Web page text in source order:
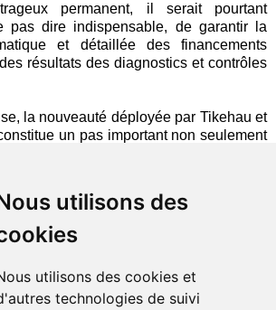
utilisons des
utilisons des cookies et
technologies de suivi
permanent, il serait pourtant
pas dire indispensable, de garantir la
et détaillée des financements
résultats des diagnostics et contrôles
la nouveauté déployée par Tikehau et
un pas important non seulement
de l'investissement à impact auprès
engagés mais également pour ses
à l'intention d'une population
Dans la jungle des communications
la possibilité d'identifier des
portée environnementale est sans
elle est transparente) est critique.